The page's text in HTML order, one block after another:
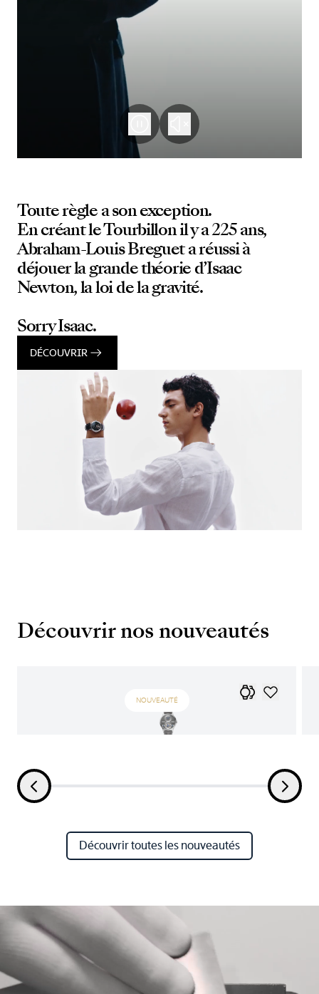
Toute règle a son exception.
En créant le Tourbillon il y a 225 ans,
Abraham-Louis Breguet a réussi à
déjouer la grande théorie d’Isaac
Newton, la loi de la gravité.
Sorry Isaac.
DÉCOUVRIR
Découvrir nos nouveautés
NOUVEAUTÉ
Découvrir toutes les nouveautés